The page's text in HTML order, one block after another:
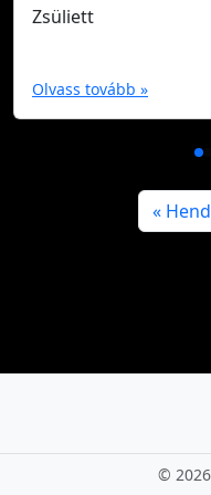
Zsüliett
Olvass tovább »
©